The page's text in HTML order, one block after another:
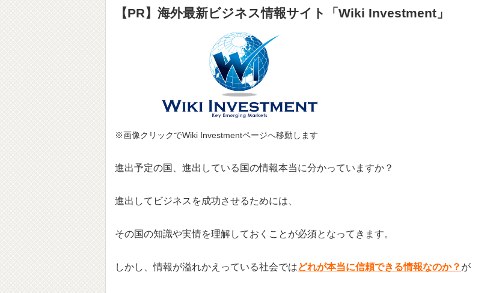
【PR】海外最新ビジネス情報サイト「Wiki Investment」
※画像クリックでWiki Investmentページへ移動します
進出予定の国、進出している国の情報本当に分かっていますか？
進出してビジネスを成功させるためには、
その国の知識や実情を理解しておくことが必須となってきます。
しかし、情報が溢れかえっている社会ではどれが本当に信頼できる情報なのか？ が